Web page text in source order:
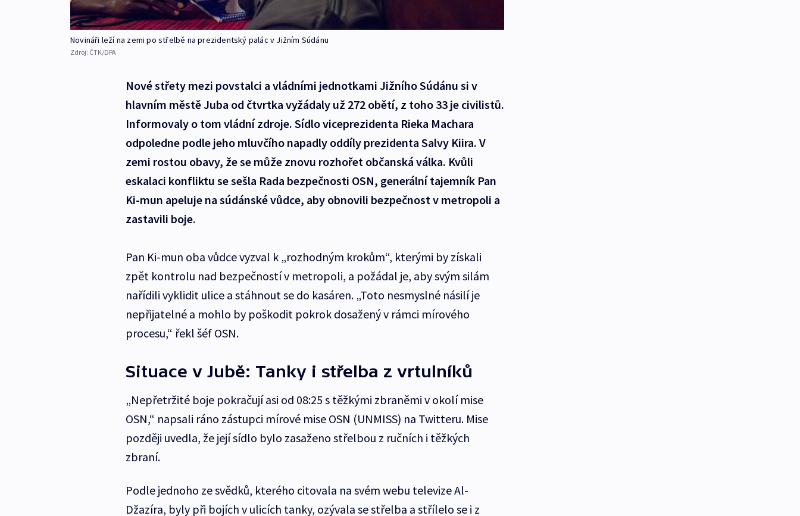
Novináři leží na zemi po střelbě na prezidentský palác v Jižním Súdánu
Zdroj: ČTK/DPA
Nové střety mezi povstalci a vládními jednotkami Jižního Súdánu si v
hlavním městě Juba od čtvrtka vyžádaly už 272 obětí, z toho 33 je civilistů.
Informovaly o tom vládní zdroje. Sídlo viceprezidenta Rieka Machara
odpoledne podle jeho mluvčího napadly oddíly prezidenta Salvy Kiira. V
zemi rostou obavy, že se může znovu rozhořet občanská válka. Kvůli
eskalaci konfliktu se sešla Rada bezpečnosti OSN, generální tajemník Pan
Ki-mun apeluje na súdánské vůdce, aby obnovili bezpečnost v metropoli a
zastavili boje.
Pan Ki-mun oba vůdce vyzval k „rozhodným krokům“, kterými by získali
zpět kontrolu nad bezpečností v metropoli, a požádal je, aby svým silám
nařídili vyklidit ulice a stáhnout se do kasáren. „Toto nesmyslné násilí je
nepřijatelné a mohlo by poškodit pokrok dosažený v rámci mírového
procesu,“ řekl šéf OSN.
Situace v Jubě: Tanky i střelba z vrtulníků
„Nepřetržité boje pokračují asi od 08:25 s těžkými zbraněmi v okolí mise
OSN,“ napsali ráno zástupci mírové mise OSN (UNMISS) na Twitteru. Mise
později uvedla, že její sídlo bylo zasaženo střelbou z ručních i těžkých
zbraní.
Podle jednoho ze svědků, kterého citovala na svém webu televize Al-
Džazíra, byly při bojích v ulicích tanky, ozývala se střelba a střílelo se i z